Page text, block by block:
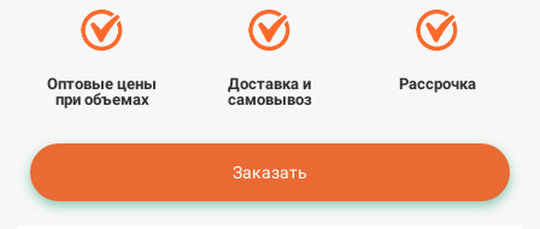
Оптовые цены
при объемах
Доставка и
самовывоз
Рассрочка
Заказать